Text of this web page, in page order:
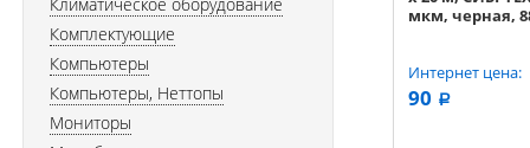
мкм, черная,
Интернет цена:
90 a
Комплектующие
Компьютеры
Компьютеры, Неттопы
Мониторы